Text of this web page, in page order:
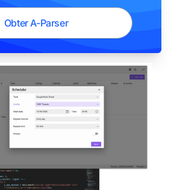
Obter A-Parser